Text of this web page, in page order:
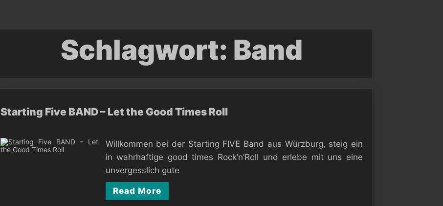
Schlagwort: Band
Starting Five BAND – Let the Good Times Roll
Willkommen bei der Starting FIVE Band aus Würzburg, steig ein
in wahrhaftige good times Rock’n’Roll und erlebe mit uns eine
unvergesslich gute
Read More